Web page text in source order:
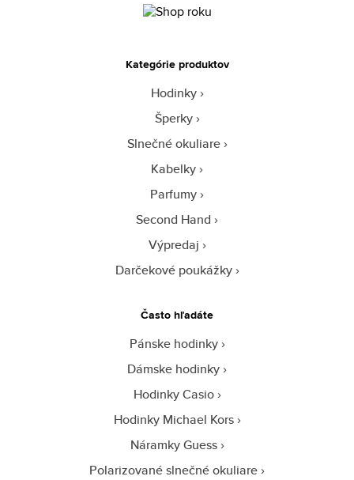
Kategórie produktov
Hodinky
Šperky
Slnečné okuliare
Kabelky
Parfumy
Second Hand
Výpredaj
Darčekové poukážky
Často hľadáte
Pánske hodinky
Dámske hodinky
Hodinky Casio
Hodinky Michael Kors
Náramky Guess
Polarizované slnečné okuliare